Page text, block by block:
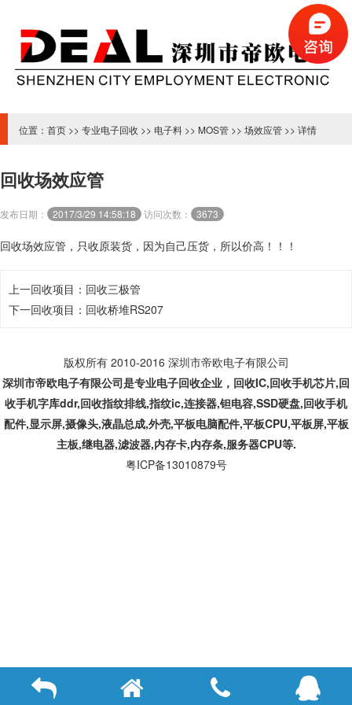
位置： 首页 >> 专业电子回收 >> 电子料 >> MOS管 >> 场效应管 >> 详情
回收场效应管
发布日期： 2017/3/29 14:58:18 访问次数： 3673
回收场效应管，只收原装货，因为自己压货，所以价高！！！
上一回收项目： 回收三极管
下一回收项目： 回收桥堆RS207
版权所有 2010-2016 深圳市帝欧电子有限公司
深圳市帝欧电子有限公司是专业电子回收企业，回收IC,回收手机芯片,回
收手机字库ddr,回收指纹排线,指纹ic,连接器,钽电容,SSD硬盘,回收手机
配件,显示屏,摄像头,液晶总成,外壳,平板电脑配件,平板CPU,平板屏,平板
主板,继电器,滤波器,内存卡,内存条,服务器CPU等.
粤ICP备13010879号